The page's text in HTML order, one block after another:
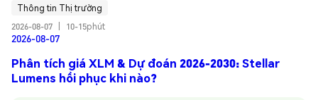
Thông tin Thị trường
2026-08-07
10-15phút
2026-08-07
Phân tích giá XLM & Dự đoán 2026-2030: Stellar
Lumens hồi phục khi nào?